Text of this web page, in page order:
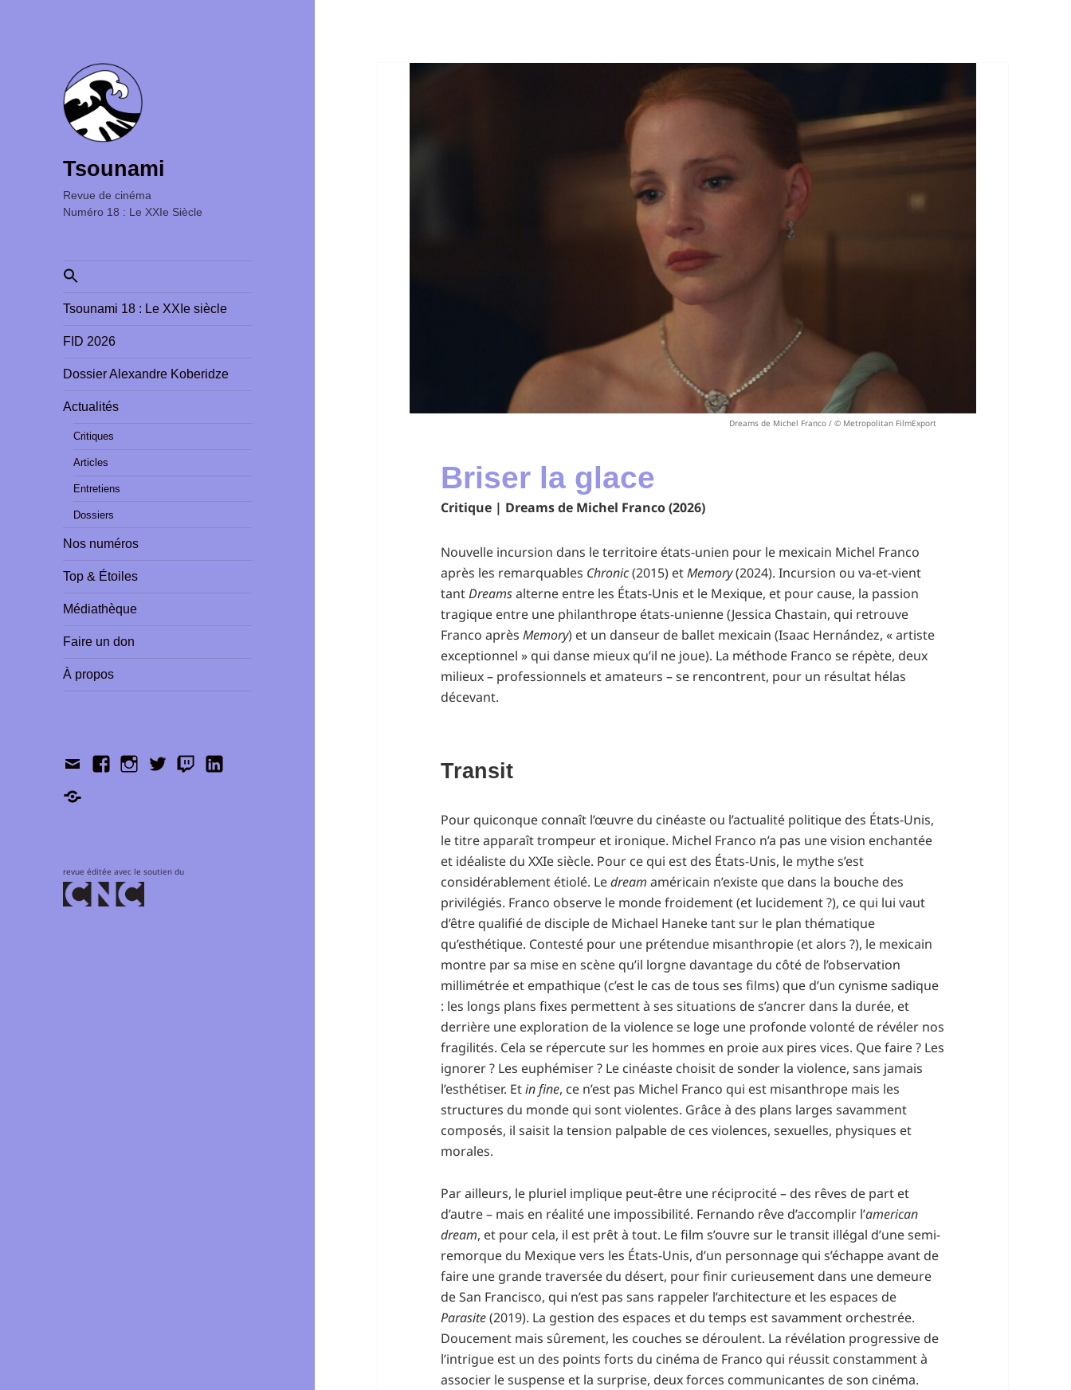
Tsounami
Revue de cinéma ‎ ‎ ‎ ‎ ‎ ‎ ‎ ‎ ‎ ‎ ‎ ‎ ‎ ‎ ‎ ‎ ‎ ‎ ‎ ‎ ‎ ‎ ‎ ‎ ‎ ‎
Numéro 18 : Le XXIe Siècle
Search
for:
Tsounami 18 : Le XXIe siècle
FID 2026
Dossier Alexandre Koberidze
Actualités
Critiques
Articles
Entretiens
Dossiers
Nos numéros
Top & Étoiles
Médiathèque
Faire un don
À propos
ContactFacebookInstagramTwitterTwitchLinkedIn
Shop
revue éditée avec le soutien du
Dreams de Michel Franco / © Metropolitan FilmExport
Briser la glace
Critique | Dreams de Michel Franco (2026)
Nouvelle incursion dans le territoire états-unien pour le mexicain Michel Franco
après les remarquables Chronic(2015) etMemory(2024). Incursion ou va-et-vient
tantDreamsalterne entre les États-Unis et le Mexique, et pour cause, la passion
tragique entre une philanthrope états-unienne (Jessica Chastain, qui retrouve
Franco aprèsMemory) et un danseur de ballet mexicain (Isaac Hernández, « artiste
exceptionnel » qui danse mieux qu’il ne joue). La méthode Franco se répète, deux
milieux – professionnels et amateurs – se rencontrent, pour un résultat hélas
décevant.
Transit
Pour quiconque connaît l’œuvre du cinéaste ou l’actualité politique des États-Unis,
le titre apparaît trompeur et ironique. Michel Franco n’a pas une vision enchantée
et idéaliste du XXIe siècle. Pour ce qui est des États-Unis, le mythe s’est
considérablement étiolé. Ledreamaméricain n’existe que dans la bouche des
privilégiés. Franco observe le monde froidement (et lucidement ?), ce qui lui vaut
d’être qualifié de disciple de Michael Haneke tant sur le plan thématique
qu’esthétique. Contesté pour une prétendue misanthropie (et alors ?), le mexicain
montre par sa mise en scène qu’il lorgne davantage du côté de l’observation
millimétrée et empathique (c’est le cas de tous ses films) que d’un cynisme sadique
: les longs plans fixes permettent à ses situations de s’ancrer dans la durée, et
derrière une exploration de la violence se loge une profonde volonté de révéler nos
fragilités. Cela se répercute sur les hommes en proie aux pires vices. Que faire ? Les
ignorer ? Les euphémiser ? Le cinéaste choisit de sonder la violence, sans jamais
l’esthétiser. Etin fine, ce n’est pas Michel Franco qui est misanthrope mais les
structures du monde qui sont violentes. Grâce à des plans larges savamment
composés, il saisit la tension palpable de ces violences, sexuelles, physiques et
morales.
Par ailleurs, le pluriel implique peut-être une réciprocité – des rêves de part et
d’autre – mais en réalité une impossibilité. Fernando rêve d’accomplir l’american
dream, et pour cela, il est prêt à tout. Le film s’ouvre sur le transit illégal d’une semi-
remorque du Mexique vers les États-Unis, d’un personnage qui s’échappe avant de
faire une grande traversée du désert, pour finir curieusement dans une demeure
de San Francisco, qui n’est pas sans rappeler l’architecture et les espaces de
Parasite(2019). La gestion des espaces et du temps est savamment orchestrée.
Doucement mais sûrement, les couches se déroulent. La révélation progressive de
l’intrigue est un des points forts du cinéma de Franco qui réussit constamment à
associer le suspense et la surprise, deux forces communicantes de son cinéma.